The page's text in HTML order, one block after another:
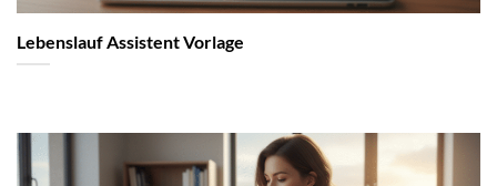
Lebenslauf Assistent Vorlage